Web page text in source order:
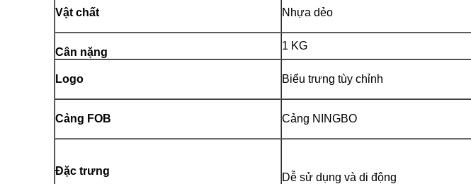
Vật chất Nhựa dẻo
Cân nặng
1 KG
Logo Biểu trưng tùy chỉnh
Cảng FOB Cảng NINGBO
Đặc trưng
Dễ sử dụng và di động